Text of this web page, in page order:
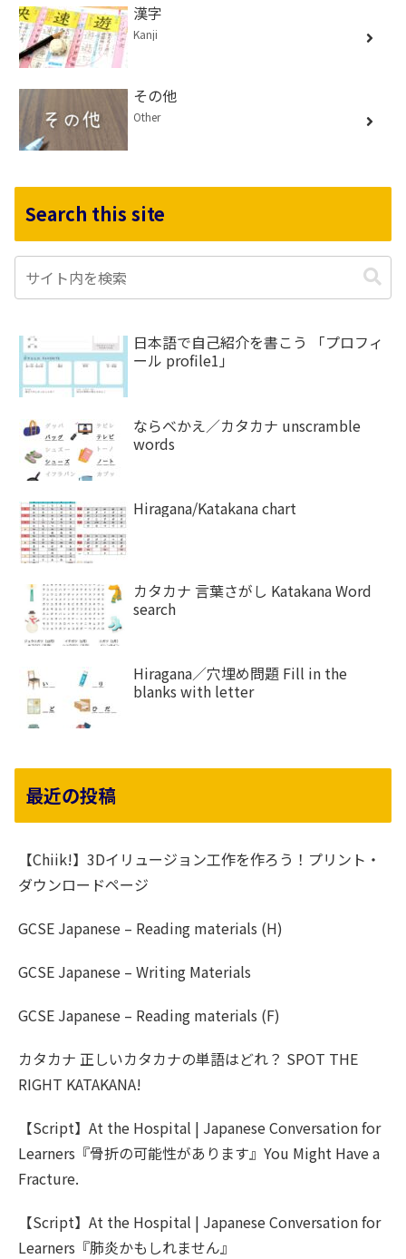
漢字
Kanji
その他
Other
Search this site
日本語で自己紹介を書こう 「プロフィ
ール profile1」
ならべかえ／カタカナ unscramble
words
Hiragana/Katakana chart
カタカナ 言葉さがし Katakana Word
search
Hiragana／穴埋め問題 Fill in the
blanks with letter
最近の投稿
【Chiik!】3Dイリュージョン工作を作ろう！プリント・
ダウンロードページ
GCSE Japanese – Reading materials (H)
GCSE Japanese – Writing Materials
GCSE Japanese – Reading materials (F)
カタカナ 正しいカタカナの単語はどれ？ SPOT THE
RIGHT KATAKANA!
【Script】At the Hospital | Japanese Conversation for
Learners『骨折の可能性があります』You Might Have a
Fracture.
【Script】At the Hospital | Japanese Conversation for
Learners『肺炎かもしれません』